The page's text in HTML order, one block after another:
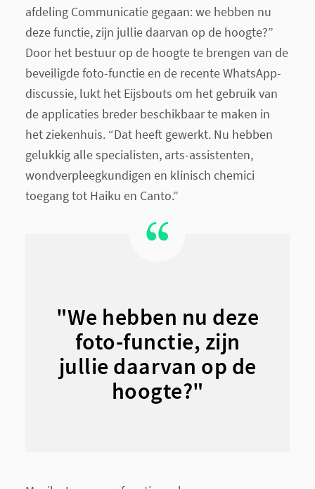
afdeling Communicatie gegaan: we hebben nu
deze functie, zijn jullie daarvan op de hoogte?”
Door het bestuur op de hoogte te brengen van de
beveiligde foto-functie en de recente WhatsApp-
discussie, lukt het Eijsbouts om het gebruik van
de applicaties breder beschikbaar te maken in
het ziekenhuis. “Dat heeft gewerkt. Nu hebben
gelukkig alle specialisten, arts-assistenten,
wondverpleegkundigen en klinisch chemici
toegang tot Haiku en Canto.”
"We hebben nu deze
foto-functie, zijn
jullie daarvan op de
hoogte?"